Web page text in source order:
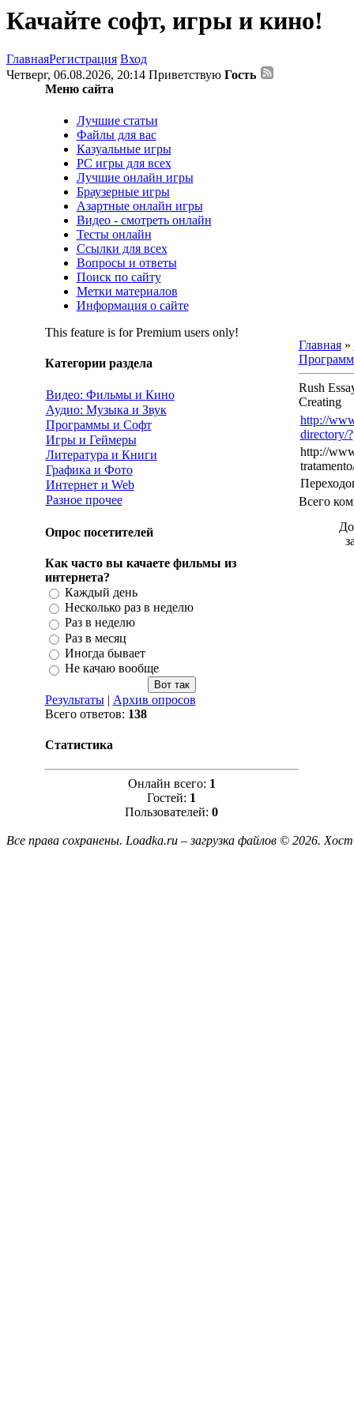
Качайте софт, игры и кино!
ГлавнаяРегистрация Вход
Четверг, 06.08.2026, 20:14 Приветствую Гость
Меню сайта
Лучшие статьи
Файлы для вас
Казуальные игры
PC игры для всех
Лучшие онлайн игры
Браузерные игры
Азартные онлайн игры
Видео - смотреть онлайн
Тесты онлайн
Ссылки для всех
Вопросы и ответы
Поиск по сайту
Метки материалов
Информация о сайте
This feature is for Premium users only!
Категории раздела
Видео: Фильмы и Кино
Аудио: Музыка и Звук
Программы и Софт
Игры и Геймеры
Литература и Книги
Графика и Фото
Интернет и Web
Разное прочее
Опрос посетителей
Как часто вы качаете фильмы из
интернета?
Каждый день
Несколько раз в неделю
Раз в неделю
Раз в месяц
Иногда бывает
Не качаю вообще
Результаты| Архив опросов
Всего ответов: 138
Статистика
Онлайн всего: 1
Гостей: 1
Пользователей: 0
Главная»
Rush
Creating
http://
directory/
http://
Всего
Все права сохранены. Loadka.ru – загрузка файлов © 2026.